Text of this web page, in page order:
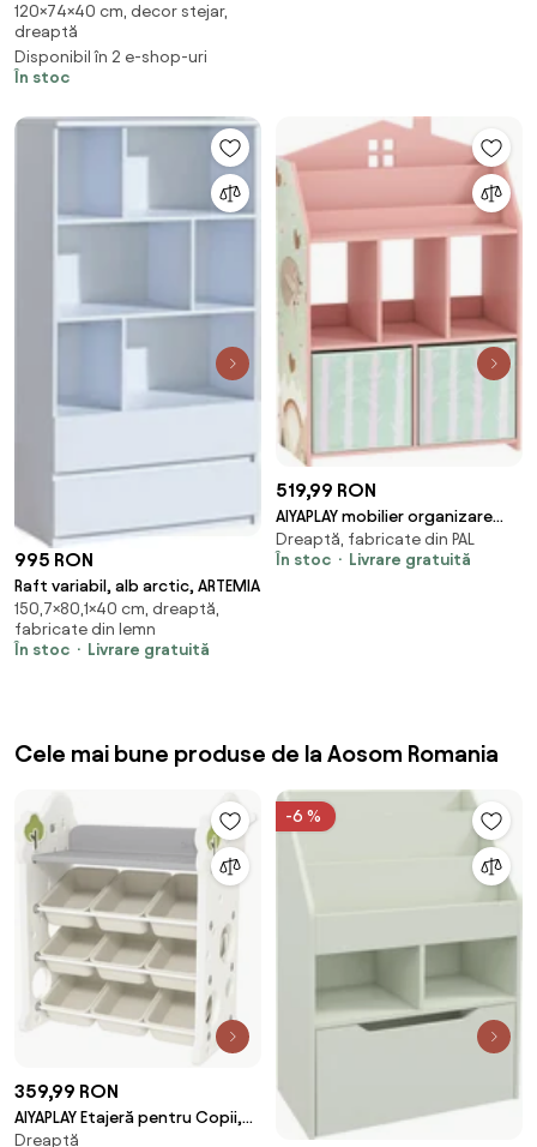
copii NOMI II. calitate
120×74×40 cm, decor stejar,
dreaptă
Disponibil în 2 e-shop-uri
În stoc
995 RON
Raft variabil, alb arctic, ARTEMIA
150,7×80,1×40 cm, dreaptă,
fabricate din lemn
În stoc
Livrare gratuită
519,99 RON
AIYAPLAY mobilier organizare
jucării mobilă depozitare |
Aosom Romania
Dreaptă, fabricate din PAL
În stoc
Livrare gratuită
Cele mai bune produse de la Aosom Romania
359,99 RON
AIYAPLAY Etajeră pentru Copii,
Organizator de Depozitare
Dreaptă
-6 %